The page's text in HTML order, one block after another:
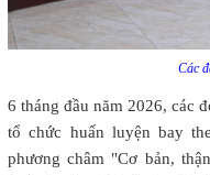
Các
6 tháng đầu năm 2026, các
tổ chức huấn luyện bay
phương châm "Cơ bản,